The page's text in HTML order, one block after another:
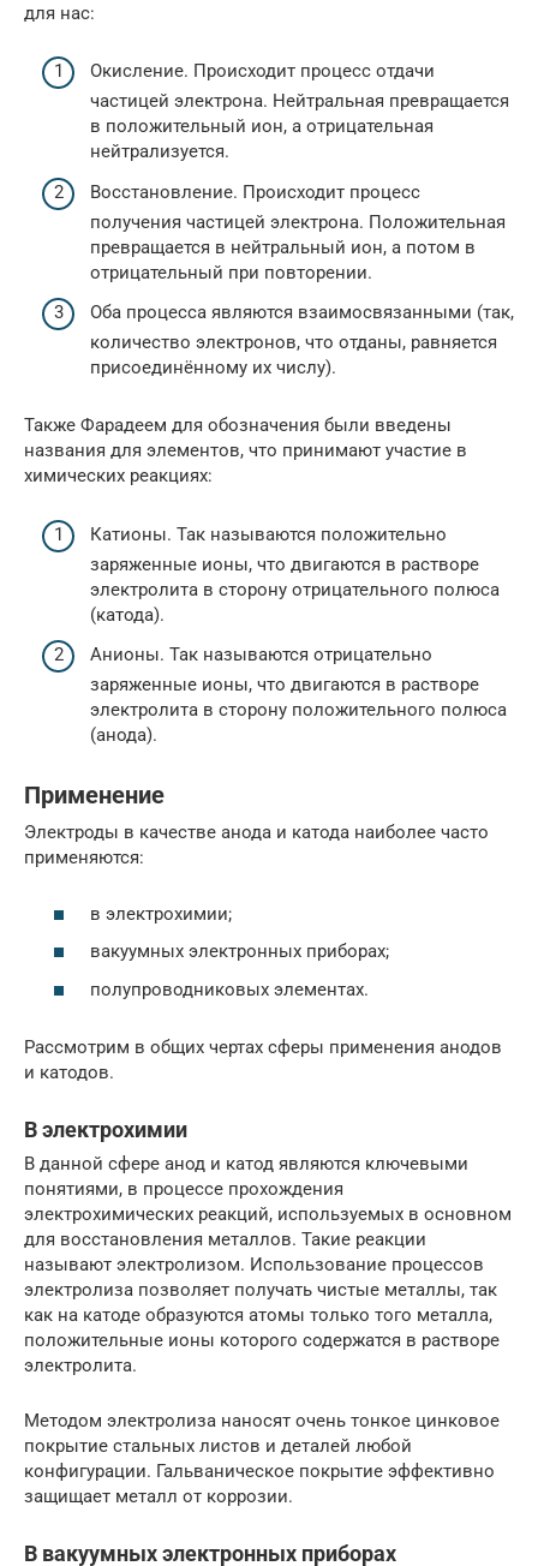
для нас:
Окисление. Происходит процесс отдачи
частицей электрона. Нейтральная превращается
в положительный ион, а отрицательная
нейтрализуется.
Восстановление. Происходит процесс
получения частицей электрона. Положительная
превращается в нейтральный ион, а потом в
отрицательный при повторении.
Оба процесса являются взаимосвязанными (так,
количество электронов, что отданы, равняется
присоединённому их числу).
Также Фарадеем для обозначения были введены
названия для элементов, что принимают участие в
химических реакциях:
Катионы. Так называются положительно
заряженные ионы, что двигаются в растворе
электролита в сторону отрицательного полюса
(катода).
Анионы. Так называются отрицательно
заряженные ионы, что двигаются в растворе
электролита в сторону положительного полюса
(анода).
Применение
Электроды в качестве анода и катода наиболее часто
применяются:
в электрохимии;
вакуумных электронных приборах;
полупроводниковых элементах.
Рассмотрим в общих чертах сферы применения анодов
и катодов.
В электрохимии
В данной сфере анод и катод являются ключевыми
понятиями, в процессе прохождения
электрохимических реакций, используемых в основном
для восстановления металлов. Такие реакции
называют электролизом. Использование процессов
электролиза позволяет получать чистые металлы, так
как на катоде образуются атомы только того металла,
положительные ионы которого содержатся в растворе
электролита.
Методом электролиза наносят очень тонкое цинковое
покрытие стальных листов и деталей любой
конфигурации. Гальваническое покрытие эффективно
защищает металл от коррозии.
В вакуумных электронных приборах